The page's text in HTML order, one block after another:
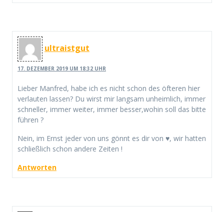
ultraistgut
17. DEZEMBER 2019 UM 18:32 UHR
Lieber Manfred, habe ich es nicht schon des öfteren hier
verlauten lassen? Du wirst mir langsam unheimlich, immer
schneller, immer weiter, immer besser,wohin soll das bitte
führen ?
Nein, im Ernst jeder von uns gönnt es dir von ♥, wir hatten
schließlich schon andere Zeiten !
Antworten